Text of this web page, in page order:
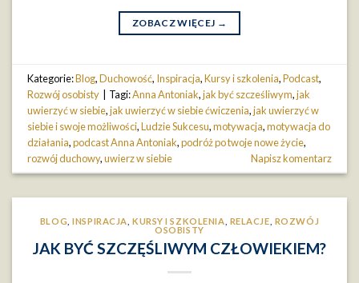
ZOBACZ WIĘCEJ →
Kategorie:Blog,Duchowość, Inspiracja,Kursy i szkolenia,Podcast,
Rozwój osobisty
Tagi:Anna Antoniak,jak być szcześliwym,jak
uwierzyć w siebie,jak uwierzyć w siebie ćwiczenia,jak uwierzyć w
siebie i swoje możliwości,Ludzie Sukcesu,motywacja,motywacja do
działania,podcast Anna Antoniak,podróż po twoje nowe życie,
rozwój duchowy,uwierz w siebie Napisz komentarz
BLOG ,INSPIRACJA ,KURSY I SZKOLENIA RELACJE ROZWÓJ
OSOBISTY
JAK BYĆ SZCZĘŚLIWYM CZŁOWIEKIEM?